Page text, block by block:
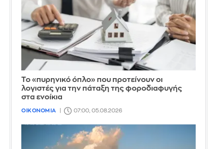
Το «πυρηνικό όπλο» που προτείνουν οι
λογιστές για την πάταξη της φοροδιαφυγής
στα ενοίκια
ΟΙΚΟΝΟΜΙΑ 07:00, 05.08.2026